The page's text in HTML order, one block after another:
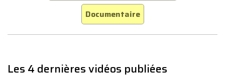
Documentaire
Les 4 dernières vidéos publiées